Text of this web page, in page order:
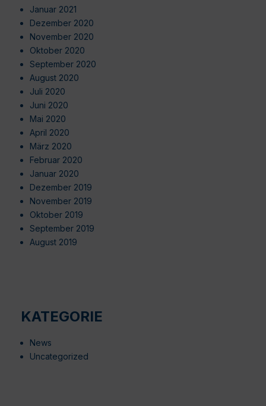
Januar 2021
Dezember 2020
November 2020
Oktober 2020
September 2020
August 2020
Juli 2020
Juni 2020
Mai 2020
April 2020
März 2020
Februar 2020
Januar 2020
Dezember 2019
November 2019
Oktober 2019
September 2019
August 2019
KATEGORIE
News
Uncategorized